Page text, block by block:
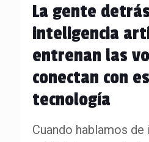
La gente
inteligencia
entrenan las
conectan con
tecnología
Cuando hablamos